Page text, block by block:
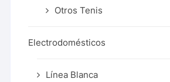
Otros Tenis
Electrodomésticos
Línea Blanca